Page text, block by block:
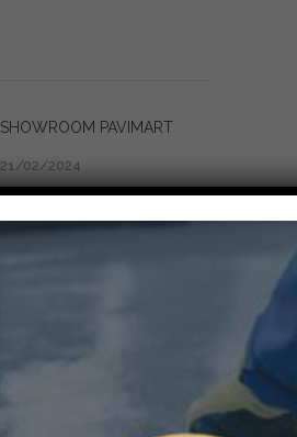
SHOWROOM PAVIMART
21/02/2024